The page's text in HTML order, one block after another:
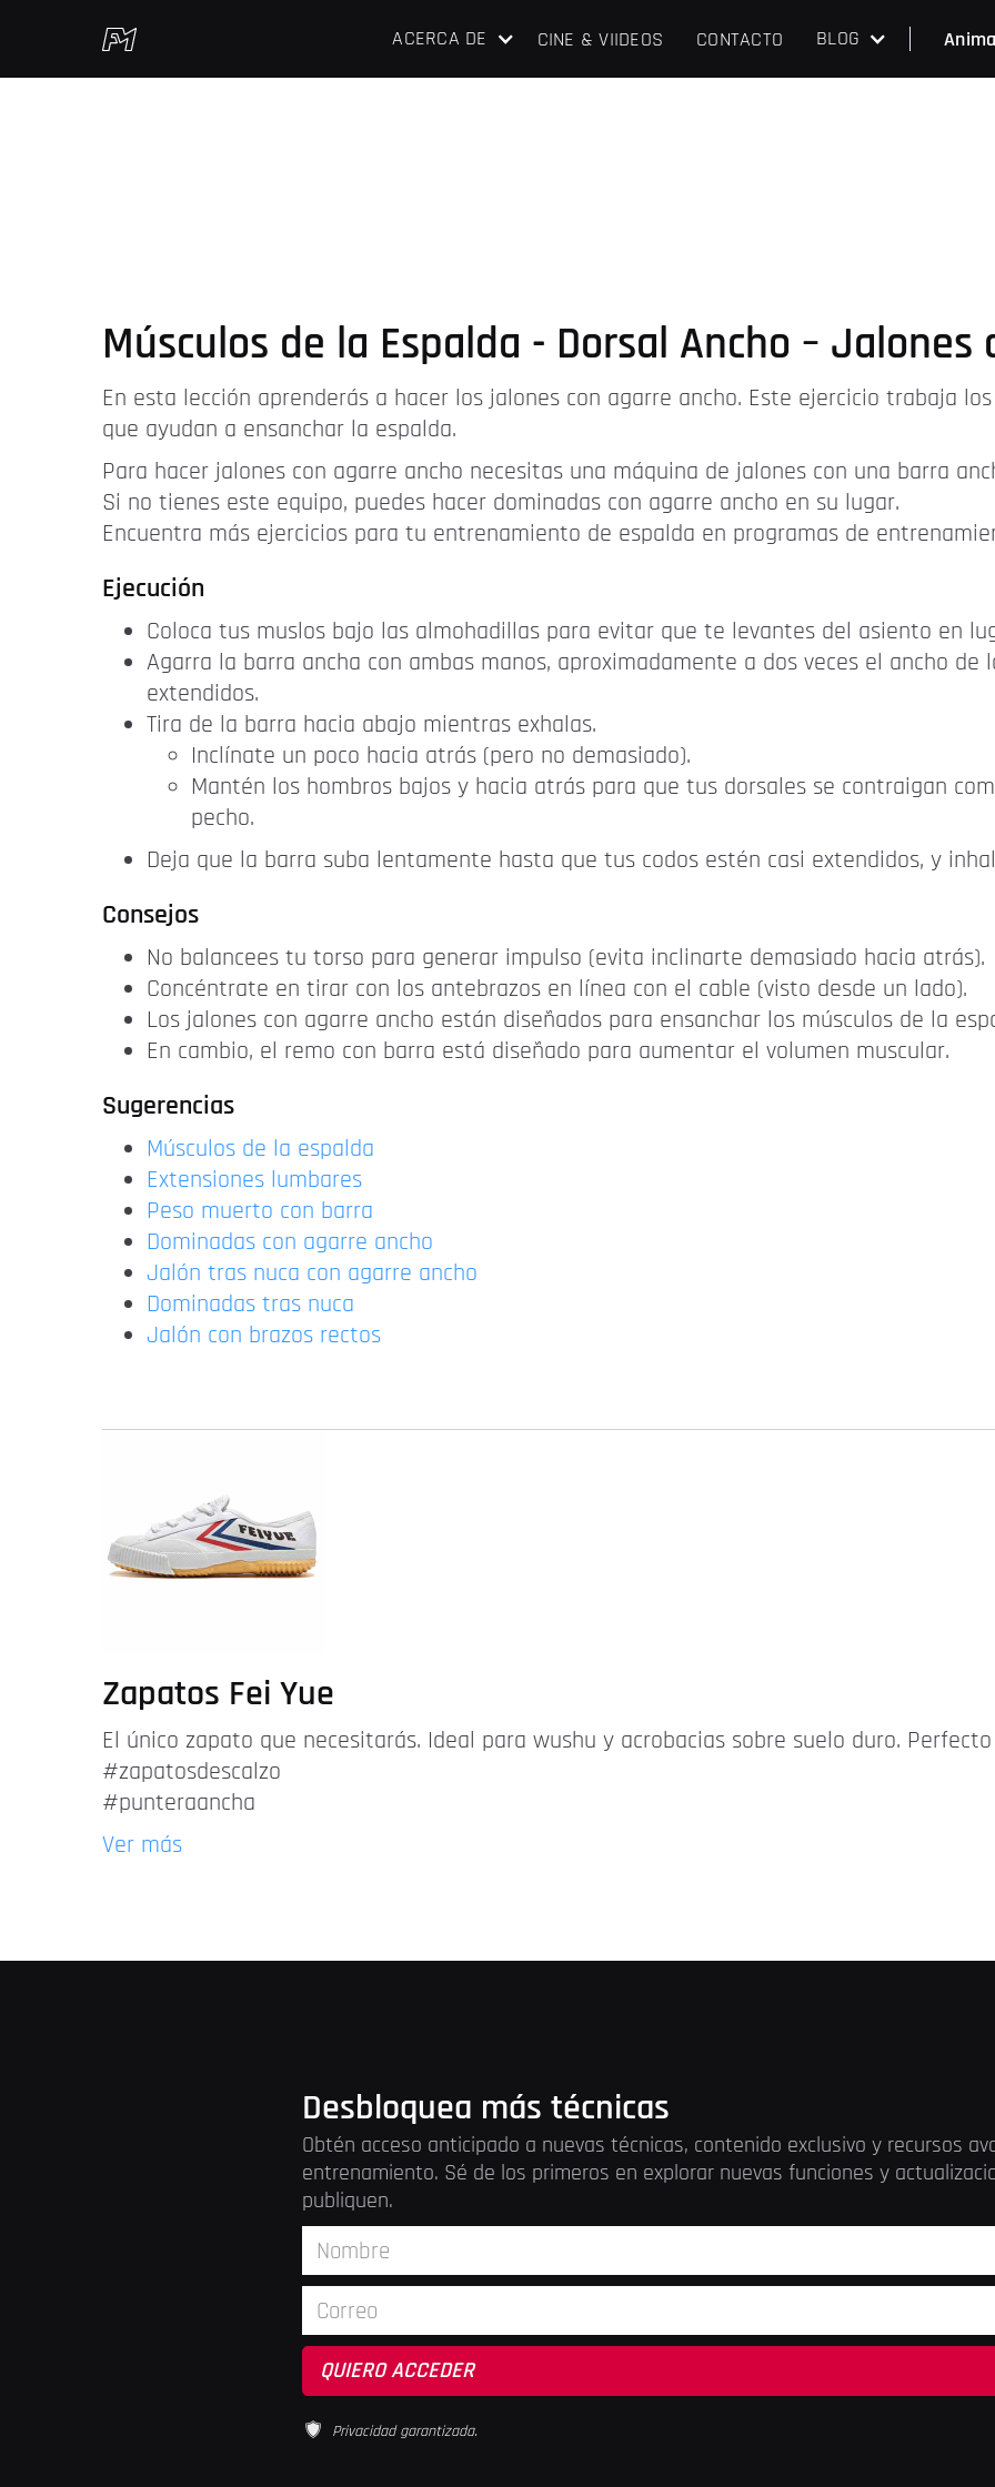
ACERCA DE CINE & VIIDEOS CONTACTO BLOG
Músculos de la Espalda - Dorsal Ancho – Jalones
En esta lección aprenderás a hacer los jalones con agarre ancho. Este ejercicio trabaja
que ayudan a ensanchar la espalda.
Para hacer jalones con agarre ancho necesitas una máquina de jalones con una barra
Si no tienes este equipo, puedes hacer dominadas con agarre ancho en su lugar.
Encuentra más ejercicios para tu entrenamiento de espalda en programas de
Ejecución
Coloca tus muslos bajo las almohadillas para evitar que te levantes del asiento en
Agarra la barra ancha con ambas manos, aproximadamente a dos veces el ancho de
extendidos.
Tira de la barra hacia abajo mientras exhalas.
Inclínate un poco hacia atrás (pero no demasiado).
Mantén los hombros bajos y hacia atrás para que tus dorsales se contraigan
pecho.
Deja que la barra suba lentamente hasta que tus codos estén casi extendidos, y
Consejos
No balancees tu torso para generar impulso (evita inclinarte demasiado hacia atrás).
Concéntrate en tirar con los antebrazos en línea con el cable (visto desde un lado).
Los jalones con agarre ancho están diseñados para ensanchar los músculos de la
En cambio, el remo con barra está diseñado para aumentar el volumen muscular.
Sugerencias
Músculos de la espalda
Extensiones lumbares
Peso muerto con barra
Dominadas con agarre ancho
Jalón tras nuca con agarre ancho
Dominadas tras nuca
Jalón con brazos rectos
Zapatos Fei Yue
El único zapato que necesitarás. Ideal para wushu y acrobacias sobre suelo duro.
#zapatosdescalzo
#punteraancha
Ver más
Desbloquea más técnicas
Obtén acceso anticipado a nuevas técnicas, contenido exclusivo y recursos
entrenamiento. Sé de los primeros en explorar nuevas funciones y
publiquen.
Privacidad garantizada.